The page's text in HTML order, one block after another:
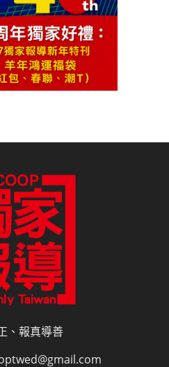
、報真導善